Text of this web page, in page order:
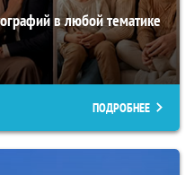
в любой тематике
ПОДРОБНЕЕ